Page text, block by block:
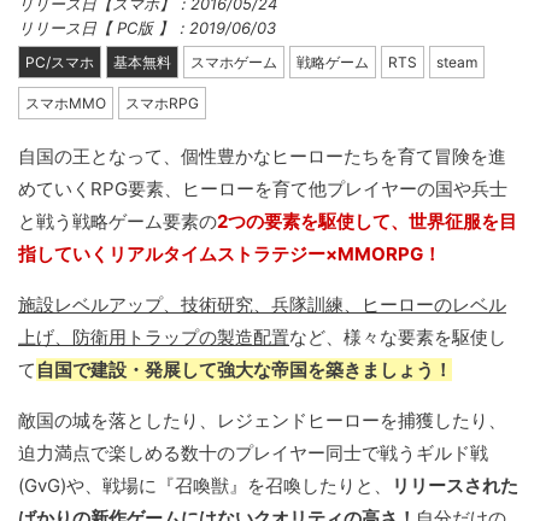
リリース日【 PC版 】：2019/06/03
PC/スマホ 基本無料 スマホゲーム 戦略ゲーム RTS steam
スマホMMO スマホRPG
自国の王となって、個性豊かなヒーローたちを育て冒険を進
めていくRPG要素、ヒーローを育て他プレイヤーの国や兵士
と戦う戦略ゲーム要素の2つの要素を駆使して、世界征服を目
指していくリアルタイムストラテジー×MMORPG！
施設レベルアップ、技術研究、兵隊訓練、ヒーローのレベル
上げ、防衛用トラップの製造配置など、様々な要素を駆使し
て 自国で建設・発展して強大な帝国を築きましょう！
敵国の城を落としたり、レジェンドヒーローを捕獲したり、
迫力満点で楽しめる数十のプレイヤー同士で戦うギルド戦
(GvG)や、戦場に『召喚獣』を召喚したりと、
リリースされた